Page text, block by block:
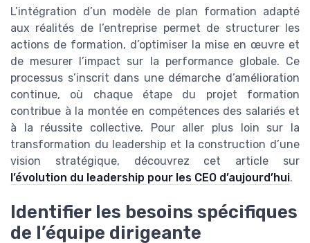
L’intégration d’un modèle de plan formation adapté
aux réalités de l’entreprise permet de structurer les
actions de formation, d’optimiser la mise en œuvre et
de mesurer l’impact sur la performance globale. Ce
processus s’inscrit dans une démarche d’amélioration
continue, où chaque étape du projet formation
contribue à la montée en compétences des salariés et
à la réussite collective. Pour aller plus loin sur la
transformation du leadership et la construction d’une
vision stratégique, découvrez cet article sur
l’évolution du leadership pour les CEO d’aujourd’hui.
Identifier les besoins spécifiques
de l’équipe dirigeante